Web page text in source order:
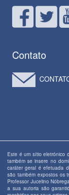
Contato
Este é um sítio eletrónico
também se insere no
caráter geral é efetuada
são também expostos os
Professor Jucelino
a sua autoria são